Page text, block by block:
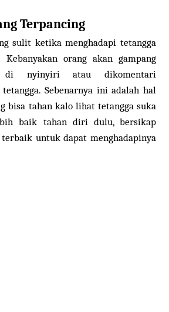
Terpancing
sulit ketika menghadapi tetangga
orang akan gampang
di nyinyiri atau dikomentari
Sebenarnya ini adalah hal
bisa tahan kalo lihat tetangga suka
baik tahan diri dulu, bersikap
untuk dapat menghadapinya